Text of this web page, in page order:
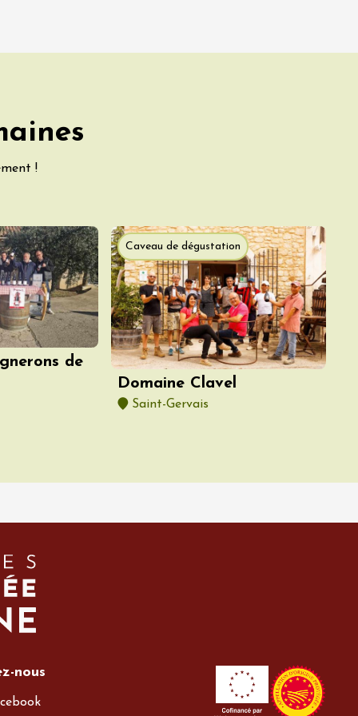
!
de
Caveau de dégustation
Domaine Clavel
Saint-Gervais
nous